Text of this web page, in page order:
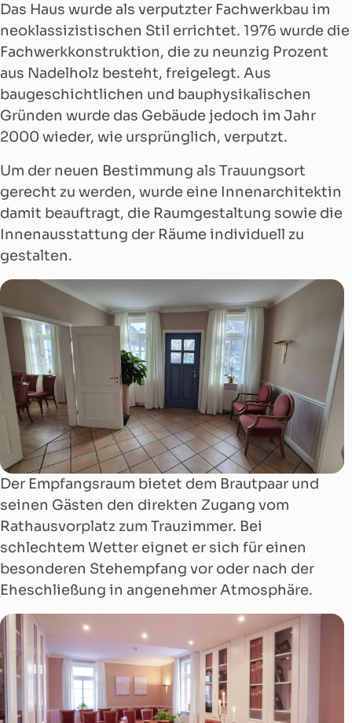
Das Haus wurde als verputzter Fachwerkbau im
neoklassizistischen Stil errichtet. 1976 wurde die
Fachwerkkonstruktion, die zu neunzig Prozent
aus Nadelholz besteht, freigelegt. Aus
baugeschichtlichen und bauphysikalischen
Gründen wurde das Gebäude jedoch im Jahr
2000 wieder, wie ursprünglich, verputzt.
Um der neuen Bestimmung als Trauungsort
gerecht zu werden, wurde eine Innenarchitektin
damit beauftragt, die Raumgestaltung sowie die
Innenausstattung der Räume individuell zu
gestalten.
Der Empfangsraum bietet dem Brautpaar und
seinen Gästen den direkten Zugang vom
Rathausvorplatz zum Trauzimmer. Bei
schlechtem Wetter eignet er sich für einen
besonderen Stehempfang vor oder nach der
Eheschließung in angenehmer Atmosphäre.